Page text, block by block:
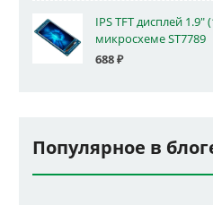
IPS TFT дисплей 1.9"
микросхеме ST7789
688₽
Популярное в